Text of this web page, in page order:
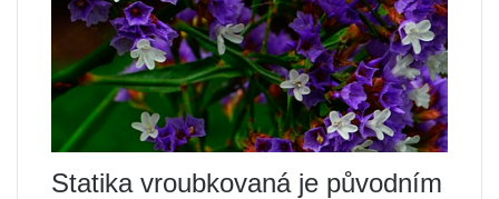
Statika vroubkovaná je původním